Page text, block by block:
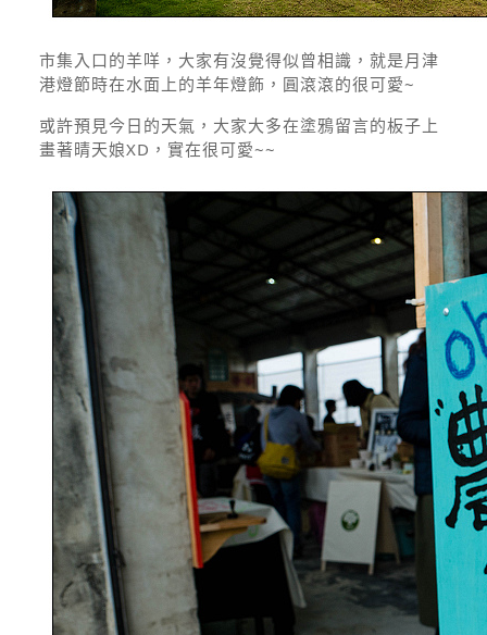
市集入口的羊咩，大家有沒覺得似曾相識，就是月津
港燈節時在水面上的羊年燈飾，圓滾滾的很可愛~
或許預見今日的天氣，大家大多在塗鴉留言的板子上
畫著晴天娘XD，實在很可愛~~